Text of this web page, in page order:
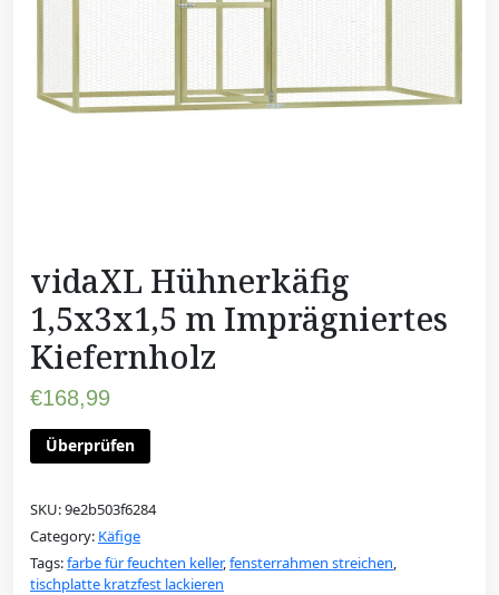
vidaXL Hühnerkäfig
1,5x3x1,5 m Imprägniertes
Kiefernholz
€168,99
Überprüfen
SKU:9e2b503f6284
Category: Käfige
Tags:farbe für feuchten keller,fensterrahmen streichen,
tischplatte kratzfest lackieren